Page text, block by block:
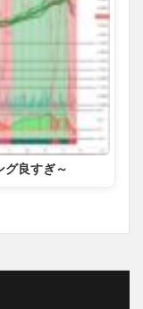
良すぎ～